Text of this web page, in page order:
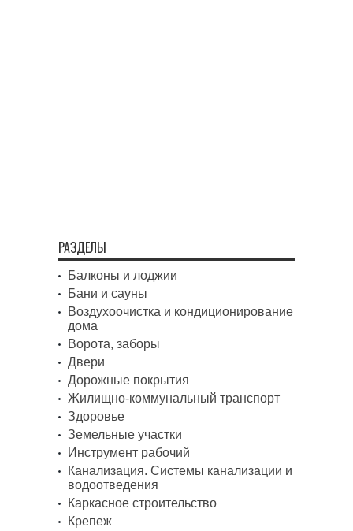
РАЗДЕЛЫ
Балконы и лоджии
Бани и сауны
Воздухоочистка и кондиционирование
дома
Ворота, заборы
Двери
Дорожные покрытия
Жилищно-коммунальный транспорт
Здоровье
Земельные участки
Инструмент рабочий
Канализация. Системы канализации и
водоотведения
Каркасное строительство
Крепеж